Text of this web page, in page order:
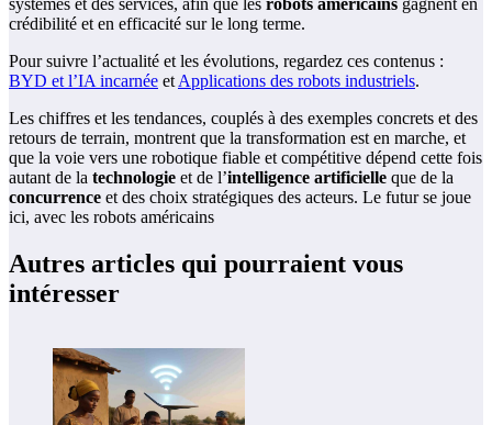
systèmes et des services, afin que les robots américains gagnent en
crédibilité et en efficacité sur le long terme.
Pour suivre l’actualité et les évolutions, regardez ces contenus :
BYD et l’IA incarnée et Applications des robots industriels.
Les chiffres et les tendances, couplés à des exemples concrets et des
retours de terrain, montrent que la transformation est en marche, et
que la voie vers une robotique fiable et compétitive dépend cette fois
autant de la technologie et de l’intelligence artificielle que de la
concurrence et des choix stratégiques des acteurs. Le futur se joue
ici, avec les robots américains
Autres articles qui pourraient vous
intéresser